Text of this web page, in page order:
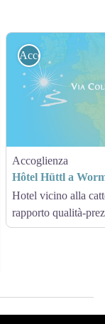
Accoglienza
Accoglienza
Hôtel Hüttl a
Hotel vicino alla
rapporto qualità-